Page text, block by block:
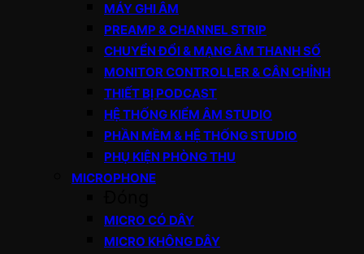
MÁY GHI ÂM
PREAMP & CHANNEL STRIP
CHUYỂN ĐỔI & MẠNG ÂM THANH SỐ
MONITOR CONTROLLER & CÂN CHỈNH
THIẾT BỊ PODCAST
HỆ THỐNG KIỂM ÂM STUDIO
PHẦN MỀM & HỆ THỐNG STUDIO
PHỤ KIỆN PHÒNG THU
MICROPHONE
MICRO CÓ DÂY
MICRO KHÔNG DÂY